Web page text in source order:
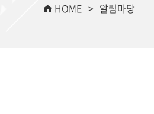
HOME 알림마당